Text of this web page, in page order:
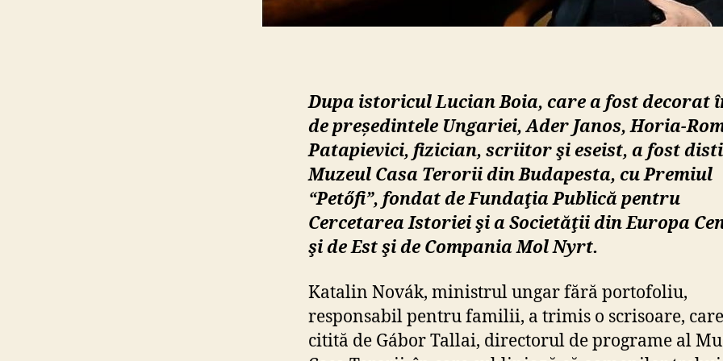
Dupa istoricul Lucian Boia, care a fost decorat
de președintele Ungariei, Ader Janos, Horia-
Patapievici, fizician, scriitor şi eseist, a fost
Muzeul Casa Terorii din Budapesta, cu Premiul
“Petőfi”, fondat de Fundaţia Publică pentru
Cercetarea Istoriei şi a Societăţii din Europa
şi de Est şi de Compania Mol Nyrt.
Katalin Novák, ministrul ungar fără portofoliu,
responsabil pentru familii, a trimis o scrisoare,
citită de Gábor Tallai, directorul de programe al